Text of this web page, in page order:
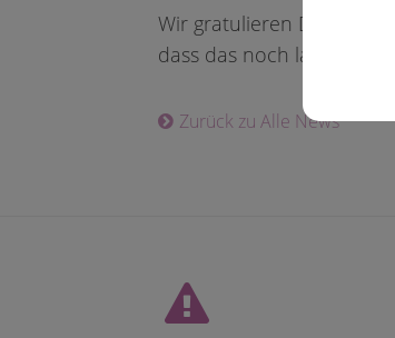
Wir gratulieren Dr.
dass das noch lange so
Zurück zu Alle News